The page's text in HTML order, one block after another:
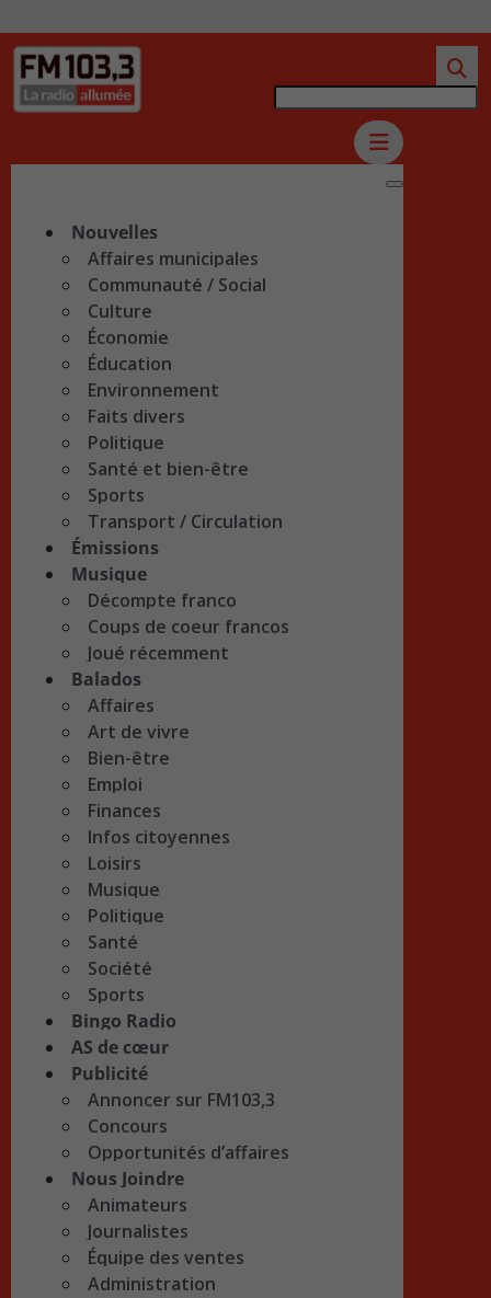
Nouvelles
Affaires municipales
Communauté / Social
Culture
Économie
Éducation
Environnement
Faits divers
Politique
Santé et bien-être
Sports
Transport / Circulation
Émissions
Musique
Décompte franco
Coups de coeur francos
Joué récemment
Balados
Affaires
Art de vivre
Bien-être
Emploi
Finances
Infos citoyennes
Loisirs
Musique
Politique
Santé
Société
Sports
Bingo Radio
AS de cœur
Publicité
Annoncer sur FM103,3
Concours
Opportunités d’affaires
Nous Joindre
Animateurs
Journalistes
Équipe des ventes
Administration